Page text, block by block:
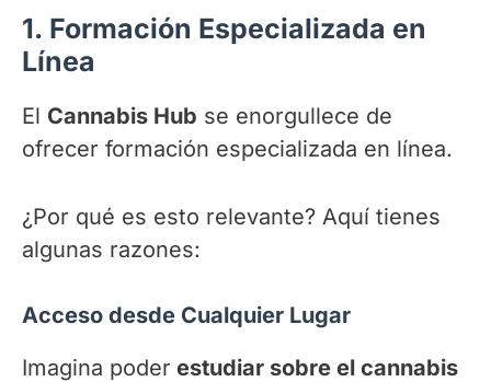
1. Formación Especializada en
Línea
El Cannabis Hub se enorgullece de
ofrecer formación especializada en línea.
¿Por qué es esto relevante? Aquí tienes
algunas razones:
Acceso desde Cualquier Lugar
Imagina poder estudiar sobre el cannabis